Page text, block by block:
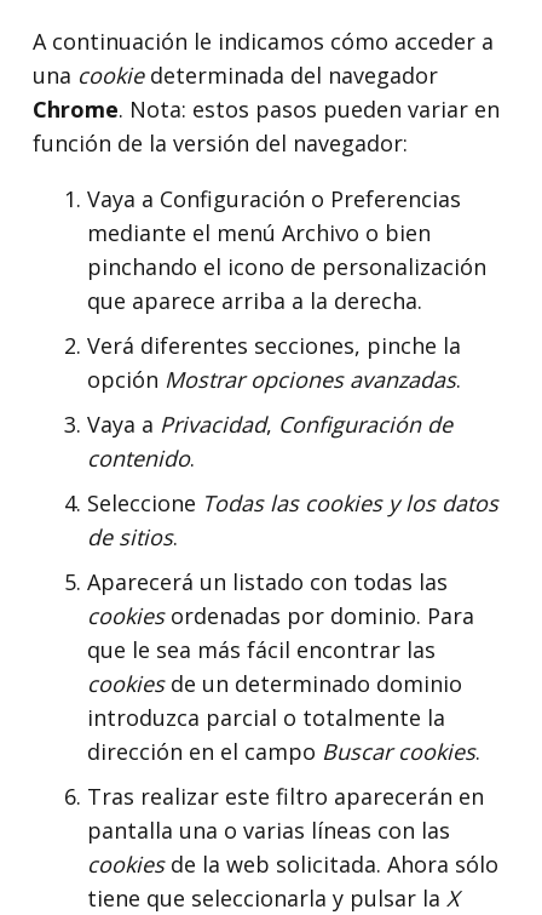
A continuación le indicamos cómo acceder a
una cookiedeterminada del navegador
Chrome. Nota: estos pasos pueden variar en
función de la versión del navegador:
Vaya a Configuración o Preferencias
mediante el menú Archivo o bien
pinchando el icono de personalización
que aparece arriba a la derecha.
Verá diferentes secciones, pinche la
opción Mostrar opciones avanzadas.
Vaya a Privacidad, Configuración de
contenido.
Seleccione Todas las cookiesy los datos
de sitios.
Aparecerá un listado con todas las
cookiesordenadas por dominio. Para
que le sea más fácil encontrar las
cookiesde un determinado dominio
introduzca parcial o totalmente la
dirección en el campo Buscar cookies.
Tras realizar este filtro aparecerán en
pantalla una o varias líneas con las
cookiesde la web solicitada. Ahora sólo
tiene que seleccionarla y pulsar la X